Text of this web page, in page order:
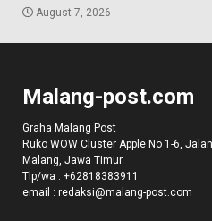
August 7, 2026
Malang-post.com
Graha Malang Post
Ruko WOW Cluster Apple No 1-6,
Malang, Jawa Timur.
Tlp/wa : +62818383911
email : redaksi@malang-post.com